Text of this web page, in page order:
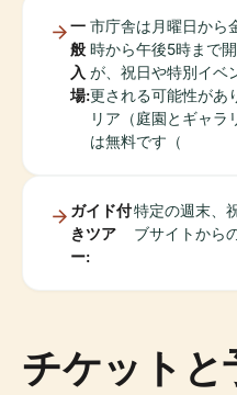
一
般
入
場:
市庁舎は月曜日から
時から午後5時まで
が、祝日や特別イベ
更される可能性があ
リア（庭園とギャラ
は無料です（
ガイド付
きツア
ー:
特定の週末、
ブサイトから
チケットと